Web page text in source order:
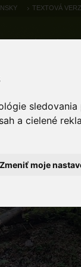
a cielené
Zmeniť moje
TEXTOVÁ